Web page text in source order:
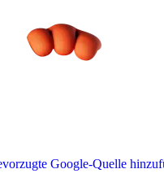
Google-Quelle